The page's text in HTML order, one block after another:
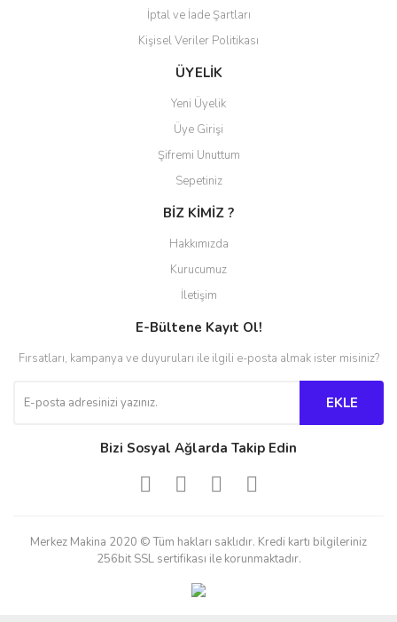
İptal ve İade Şartları
Kişisel Veriler Politikası
ÜYELİK
Yeni Üyelik
Üye Girişi
Şifremi Unuttum
Sepetiniz
BİZ KİMİZ ?
Hakkımızda
Kurucumuz
İletişim
E-Bültene Kayıt Ol!
Fırsatları, kampanya ve duyuruları ile ilgili e-posta almak ister misiniz?
EKLE
Bizi Sosyal Ağlarda Takip Edin
Merkez Makina 2020 © Tüm hakları saklıdır. Kredi kartı bilgileriniz
256bit SSL sertifikası ile korunmaktadır.